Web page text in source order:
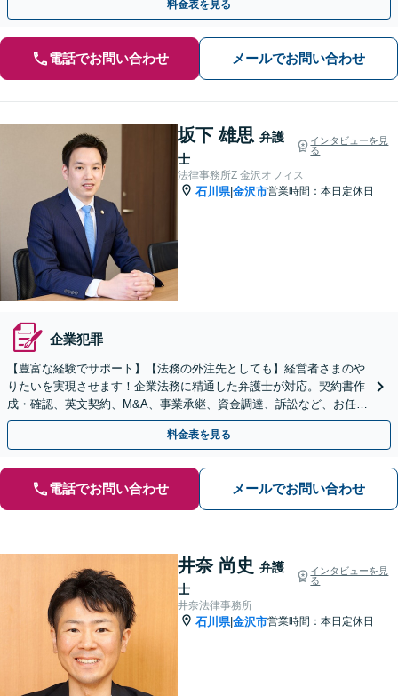
料金表を見る
電話でお問い合わせ メールでお問い合わせ
坂下 雄思 弁護
士
インタビューを見
る
法律事務所Z 金沢オフィス
石川県|金沢市営業時間：本日定休日
企業犯罪
【豊富な経験でサポート】【法務の外注先としても】経営者さまのや
りたいを実現させます！企業法務に精通した弁護士が対応。契約書作
成・確認、英文契約、M&A、事業承継、資金調達、訴訟など、お任せ
ください【複数の顧問契約プランあり】【英語対応】
料金表を見る
電話でお問い合わせ メールでお問い合わせ
井奈 尚史 弁護
士
インタビューを見
る
井奈法律事務所
石川県|金沢市営業時間：本日定休日